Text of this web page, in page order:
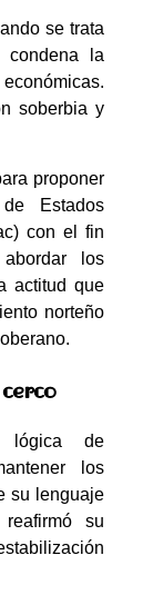
se trata
condena la
soberbia y
proponer
Estados
con el fin
los
actitud que
norteño
lógica de
los
su lenguaje
su